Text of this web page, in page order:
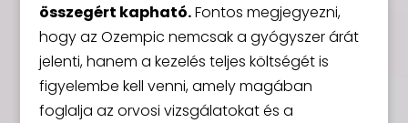
összegért kapható.Fontos megjegyezni,
hogy az Ozempic nemcsak a gyógyszer árát
jelenti, hanem a kezelés teljes költségét is
figyelembe kell venni, amely magában
foglalja az orvosi vizsgálatokat és a